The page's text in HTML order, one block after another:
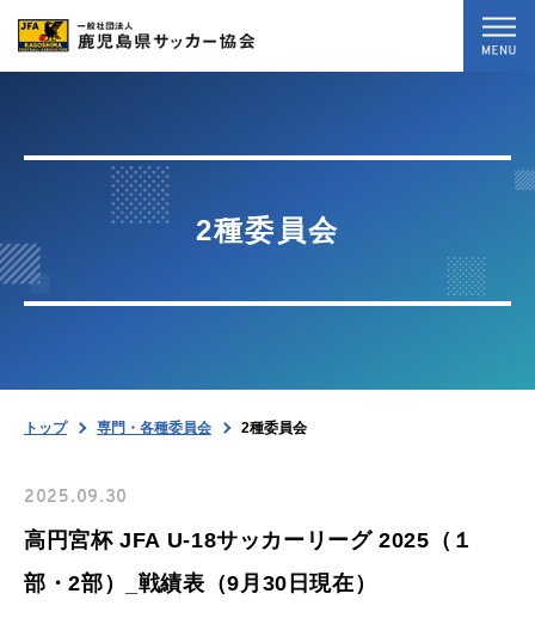
最新情報
専門・各種委員会
お問い合わせ
暴力等根絶相談案内
2種委員会
トップ 専門・各種委員会 2種委員会
2025.09.30
高円宮杯 JFA U-18サッカーリーグ 2025（１
部・2部）_戦績表（9月30日現在）